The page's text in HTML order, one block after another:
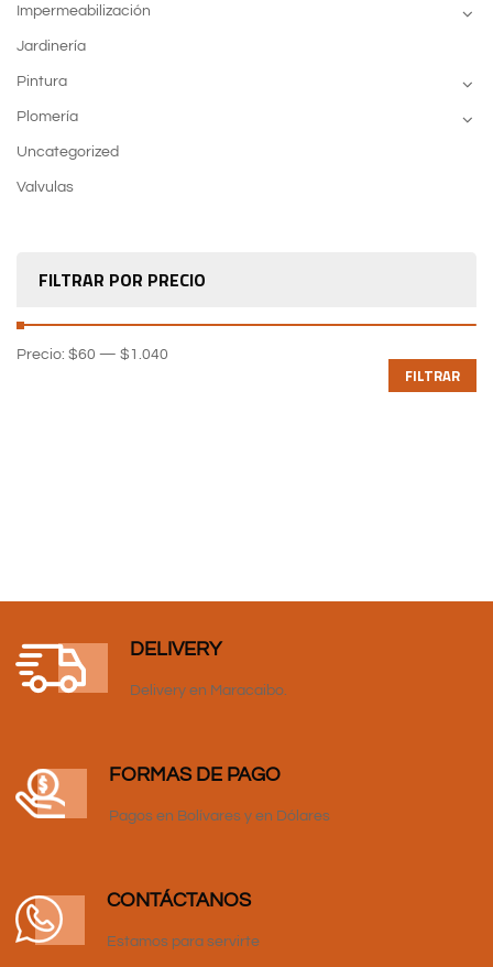
Impermeabilización
Jardinería
Pintura
Plomería
Uncategorized
Valvulas
FILTRAR POR PRECIO
FILTRAR
Precio: $60 — $1.040
DELIVERY
Delivery en Maracaibo.
FORMAS DE PAGO
Pagos en Bolívares y en Dólares
CONTÁCTANOS
Estamos para servirte